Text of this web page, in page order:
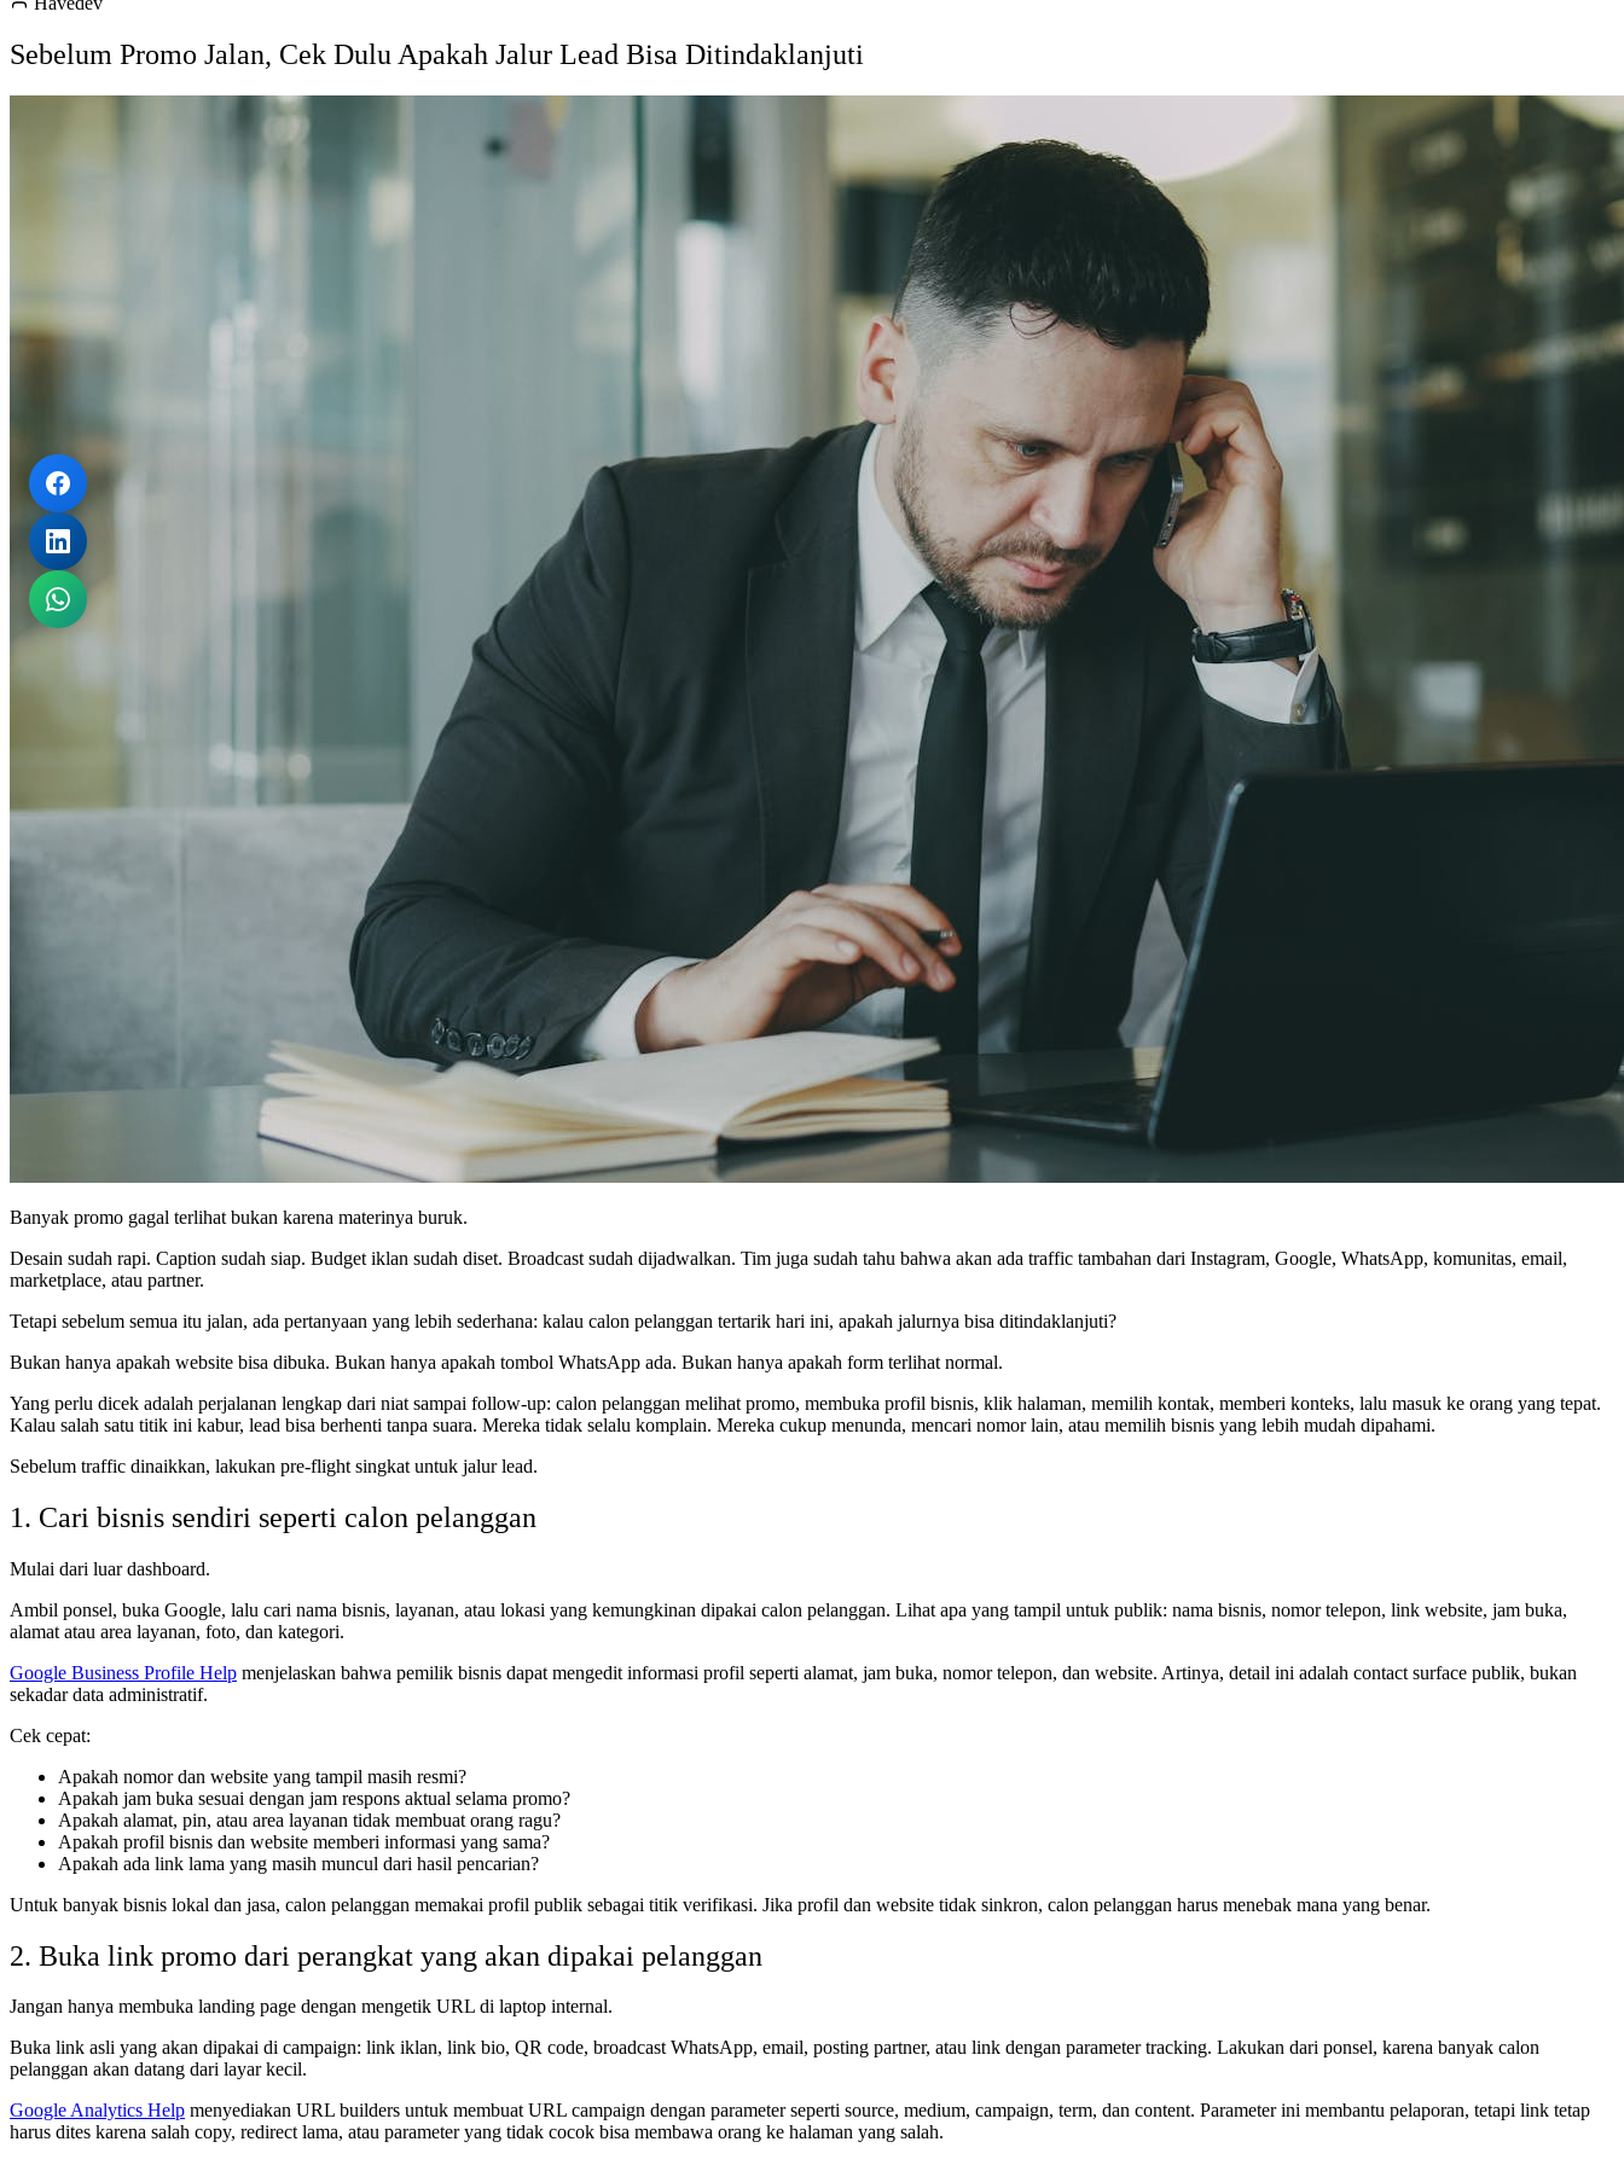
Sebelum Promo Jalan, Cek Dulu Apakah Jalur Lead Bisa Ditindaklanjuti
Banyak promo gagal terlihat bukan karena materinya buruk.
Desain sudah rapi. Caption sudah siap. Budget iklan sudah diset. Broadcast sudah dijadwalkan. Tim juga sudah tahu bahwa akan ada traffic tambahan dari Instagram, Google, WhatsApp, komunitas, email,
marketplace, atau partner.
Tetapi sebelum semua itu jalan, ada pertanyaan yang lebih sederhana: kalau calon pelanggan tertarik hari ini, apakah jalurnya bisa ditindaklanjuti?
Bukan hanya apakah website bisa dibuka. Bukan hanya apakah tombol WhatsApp ada. Bukan hanya apakah form terlihat normal.
Yang perlu dicek adalah perjalanan lengkap dari niat sampai follow-up: calon pelanggan melihat promo, membuka profil bisnis, klik halaman, memilih kontak, memberi konteks, lalu masuk ke orang yang tepat.
Kalau salah satu titik ini kabur, lead bisa berhenti tanpa suara. Mereka tidak selalu komplain. Mereka cukup menunda, mencari nomor lain, atau memilih bisnis yang lebih mudah dipahami.
Sebelum traffic dinaikkan, lakukan pre-flight singkat untuk jalur lead.
1. Cari bisnis sendiri seperti calon pelanggan
Mulai dari luar dashboard.
Ambil ponsel, buka Google, lalu cari nama bisnis, layanan, atau lokasi yang kemungkinan dipakai calon pelanggan. Lihat apa yang tampil untuk publik: nama bisnis, nomor telepon, link website, jam buka,
alamat atau area layanan, foto, dan kategori.
Google Business Profile Help menjelaskan bahwa pemilik bisnis dapat mengedit informasi profil seperti alamat, jam buka, nomor telepon, dan website. Artinya, detail ini adalah contact surface publik, bukan
sekadar data administratif.
Cek cepat:
Apakah nomor dan website yang tampil masih resmi?
Apakah jam buka sesuai dengan jam respons aktual selama promo?
Apakah alamat, pin, atau area layanan tidak membuat orang ragu?
Apakah profil bisnis dan website memberi informasi yang sama?
Apakah ada link lama yang masih muncul dari hasil pencarian?
Untuk banyak bisnis lokal dan jasa, calon pelanggan memakai profil publik sebagai titik verifikasi. Jika profil dan website tidak sinkron, calon pelanggan harus menebak mana yang benar.
2. Buka link promo dari perangkat yang akan dipakai pelanggan
Jangan hanya membuka landing page dengan mengetik URL di laptop internal.
Buka link asli yang akan dipakai di campaign: link iklan, link bio, QR code, broadcast WhatsApp, email, posting partner, atau link dengan parameter tracking. Lakukan dari ponsel, karena banyak calon
pelanggan akan datang dari layar kecil.
Google Analytics Help menyediakan URL builders untuk membuat URL campaign dengan parameter seperti source, medium, campaign, term, dan content. Parameter ini membantu pelaporan, tetapi link tetap
harus dites karena salah copy, redirect lama, atau parameter yang tidak cocok bisa membawa orang ke halaman yang salah.